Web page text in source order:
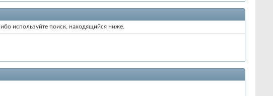
используйте поиск, находящийся ниже.